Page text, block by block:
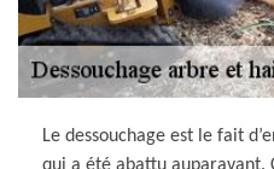
Le dessouchage est le fait
qui a été abattu auparavant.